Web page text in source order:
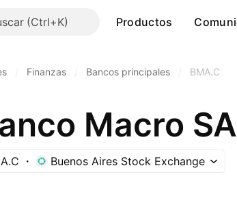
Productos
Finanzas Bancos principales BMA.C
Macro
Buenos Aires Stock Exchange